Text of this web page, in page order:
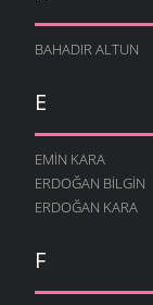
BAHADIR ALTUN
E
EMIN KARA
ERDOĞAN BILGIN
ERDOĞAN KARA
F